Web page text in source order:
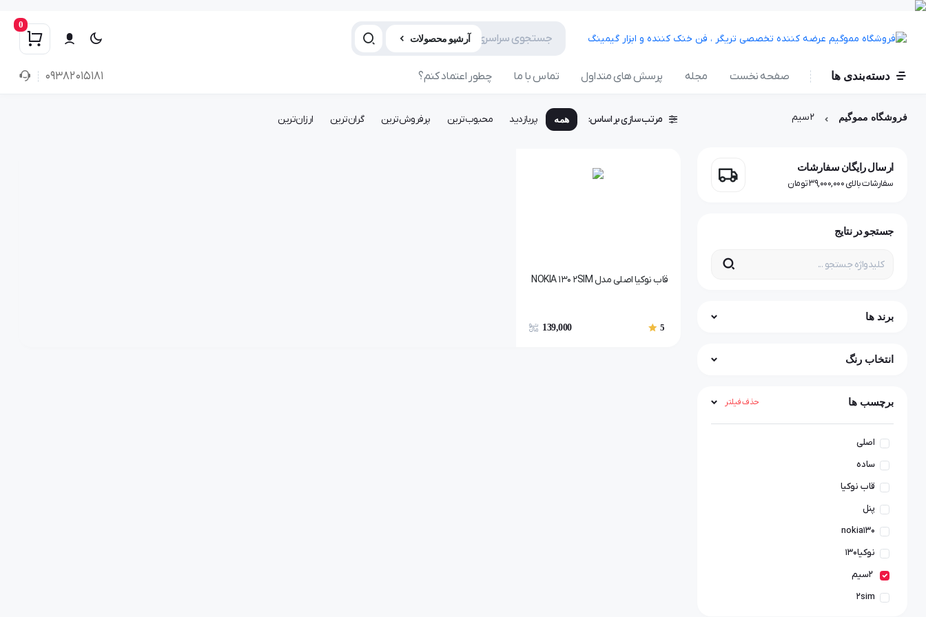
آرشیو محصولات
0
دسته‌بندی ها صفحه نخست مجله پرسش های متداول تماس با ما چطور اعتماد کنم؟ ۰۹۳۸۲۰۱۵۱۸۱
فروشگاه مموگیم ۲سیم
ارسال رایگان سفارشات
سفارشات بالای 39,000,000 تومان
جستجو در نتایج
برند ها
انتخاب رنگ
برچسب ها حذف فیلتر
اصلی
ساده
قاب نوکیا
پنل
nokia130
نوکیا۱۳۰
۲سیم
2sim
مرتب سازی بر اساس: همه پربازدید محبوب‌ترین پرفروش‌ترین گران‌ترین ارزان‌ترین
قاب نوکیا اصلی مدل NOKIA 130 2SIM
5
139,000